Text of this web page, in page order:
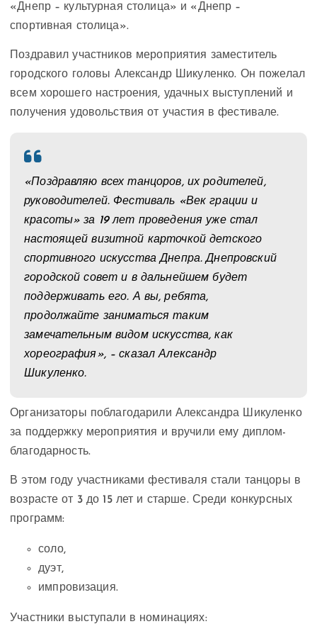
«Днепр – культурная столица» и «Днепр –
спортивная столица».
Поздравил участников мероприятия заместитель
городского головы Александр Шикуленко. Он пожелал
всем хорошего настроения, удачных выступлений и
получения удовольствия от участия в фестивале.
«Поздравляю всех танцоров, их родителей,
руководителей. Фестиваль «Век грации и
красоты» за 19 лет проведения уже стал
настоящей визитной карточкой детского
спортивного искусства Днепра. Днепровский
городской совет и в дальнейшем будет
поддерживать его. А вы, ребята,
продолжайте заниматься таким
замечательным видом искусства, как
хореография», – сказал Александр
Шикуленко.
Организаторы поблагодарили Александра Шикуленко
за поддержку мероприятия и вручили ему диплом-
благодарность.
В этом году участниками фестиваля стали танцоры в
возрасте от 3 до 15 лет и старше. Среди конкурсных
программ:
соло,
дуэт,
импровизация.
Участники выступали в номинациях: